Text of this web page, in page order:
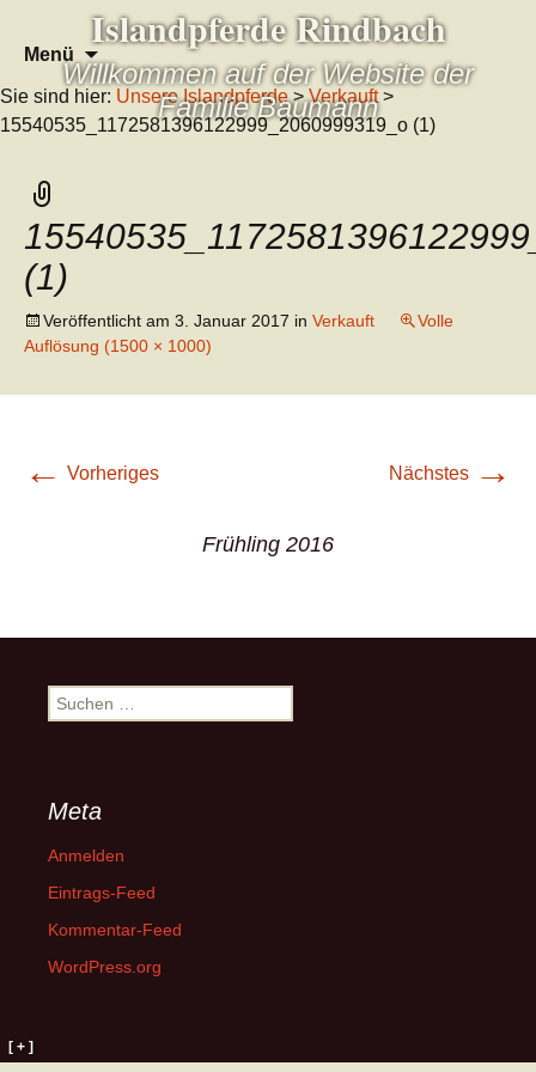
Islandpferde Rindbach
Willkommen auf der Website der
Familie Baumann
Menü
Zum
Inhalt
springen
nach:
Sie sind hier: Unsere Islandpferde>Verkauft>
15540535_1172581396122999_2060999319_o (1)
(1)
Veröffentlicht am 3. Januar 2017 in Verkauft
Volle
Auflösung (1500 × 1000)
← Vorheriges Nächstes →
Frühling 2016
Suchen
nach:
Meta
Anmelden
Eintrags-Feed
Kommentar-Feed
WordPress.org
[ + ]